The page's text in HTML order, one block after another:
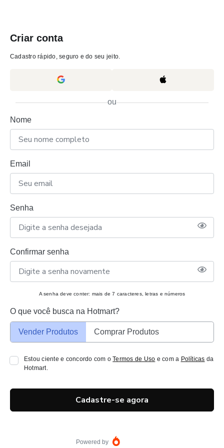
Criar conta
Cadastro rápido, seguro e do seu jeito.
ou
Nome
Email
Senha
Confirmar senha
A senha deve conter: mais de 7 caracteres, letras e números
O que você busca na Hotmart?
Vender Produtos Comprar Produtos
Estou ciente e concordo com oTermos de Uso e com a Políticas da
Hotmart.
Cadastre-se agora
Powered by